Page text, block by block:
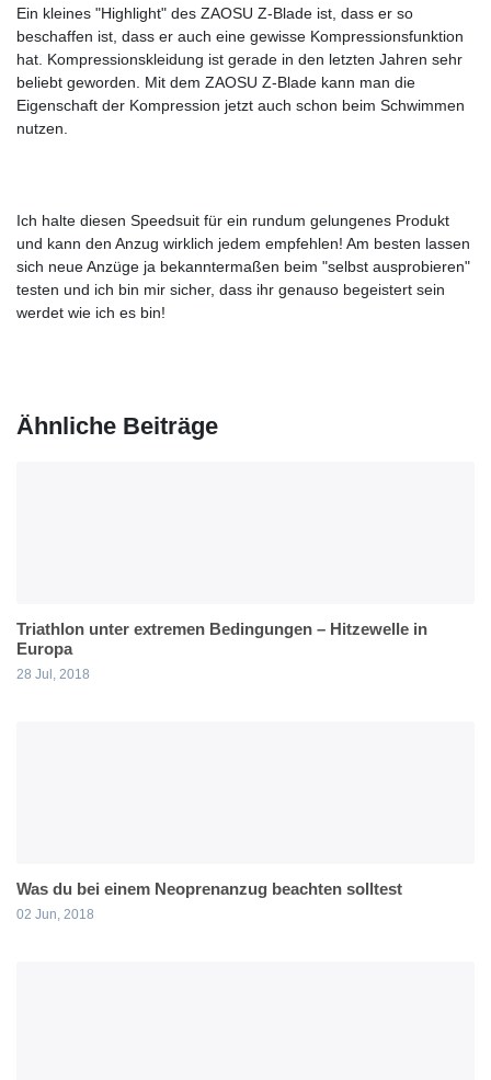
Ein kleines "Highlight" des ZAOSU Z-Blade ist, dass er so
beschaffen ist, dass er auch eine gewisse Kompressionsfunktion
hat. Kompressionskleidung ist gerade in den letzten Jahren sehr
beliebt geworden. Mit dem ZAOSU Z-Blade kann man die
Eigenschaft der Kompression jetzt auch schon beim Schwimmen
nutzen.
Ich halte diesen Speedsuit für ein rundum gelungenes Produkt
und kann den Anzug wirklich jedem empfehlen! Am besten lassen
sich neue Anzüge ja bekanntermaßen beim "selbst ausprobieren"
testen und ich bin mir sicher, dass ihr genauso begeistert sein
werdet wie ich es bin!
Ähnliche Beiträge
Triathlon unter extremen Bedingungen – Hitzewelle in
Europa
28 Jul, 2018
Was du bei einem Neoprenanzug beachten solltest
02 Jun, 2018